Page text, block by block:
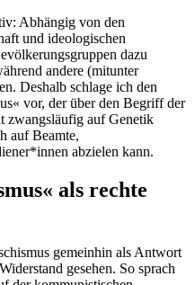
Abhängig von den
und ideologischen
dazu
andere (mitunter
Deshalb schlage ich den
vor, der über den Begriff der
zwangsläufig auf Genetik
auf Beamte,
abzielen kann.
als rechte
gemeinhin als Antwort
gesehen. So sprach